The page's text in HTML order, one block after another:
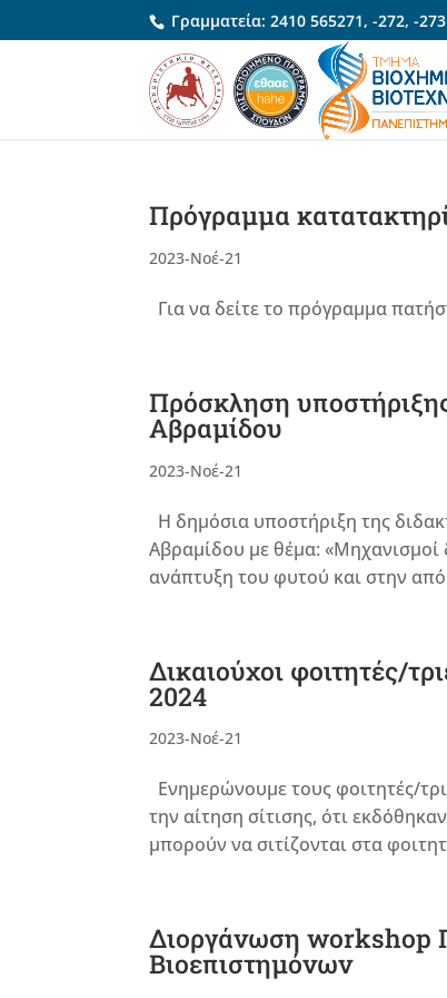
Γραμματεία:2410 565271,-272,-273
Πρόγραμμα
2023-Νοέ-21
Για να δείτε το πρόγραμμα
Πρόσκληση
Αβραμίδου
2023-Νοέ-21
Η δημόσια υποστήριξη της
Αβραμίδου με θέμα:
ανάπτυξη του φυτού και στην
Δικαιούχοι φοιτητές/
2024
2023-Νοέ-21
Ενημερώνουμε τους φοιτητές/
την αίτηση σίτισης, ότι
μπορούν να σιτίζονται στα
Διοργάνωση workshop
Βιοεπιστημόνων